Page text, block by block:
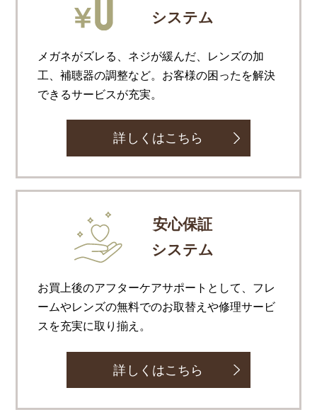
システム
メガネがズレる、ネジが緩んだ、レンズの加
工、補聴器の調整など。お客様の困ったを解決
できるサービスが充実。
詳しくはこちら
安心保証
システム
お買上後のアフターケアサポートとして、フレ
ームやレンズの無料でのお取替えや修理サービ
スを充実に取り揃え。
詳しくはこちら